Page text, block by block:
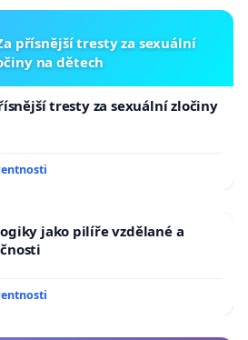
přísnější tresty za sexuální
na dětech
tresty za sexuální zločiny
jako pilíře vzdělané a